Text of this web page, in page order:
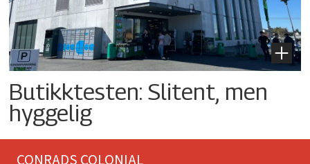
Butikktesten: Slitent, men
hyggelig